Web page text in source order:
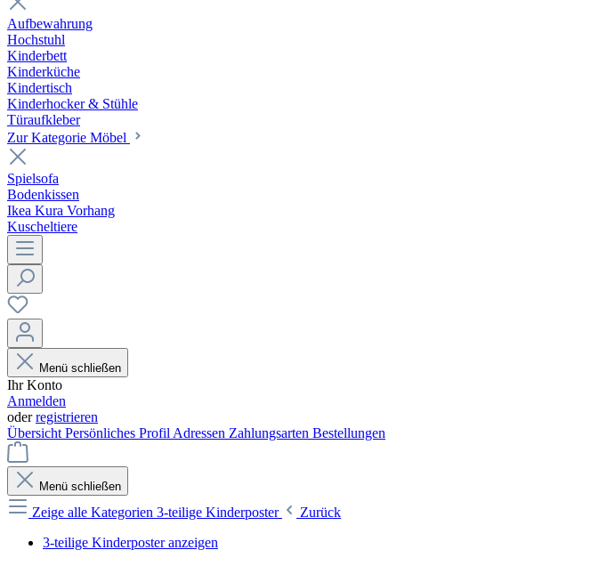
Aufbewahrung
Hochstuhl
Kinderbett
Kinderküche
Kindertisch
Kinderhocker & Stühle
Türaufkleber
Zur Kategorie Möbel
Spielsofa
Bodenkissen
Ikea Kura Vorhang
Kuscheltiere
Menü schließen
Ihr Konto
Anmelden
oderregistrieren
Übersicht Persönliches Profil Adressen Zahlungsarten Bestellungen
Menü schließen
Zeige alle Kategorien 3-teilige Kinderposter
Zurück
3-teilige Kinderposter anzeigen